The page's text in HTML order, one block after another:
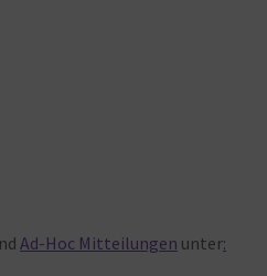
Ad-Hoc Mitteilungen unter: